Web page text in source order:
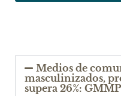
Medios de
masculinizados,
supera 26%: